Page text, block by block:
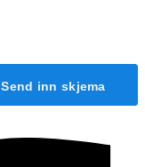
Send inn skjema